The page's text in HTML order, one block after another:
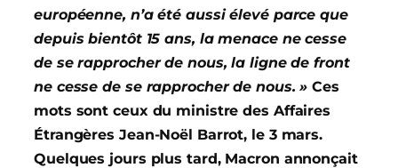
européenne, n’a été aussi élevé parce que
depuis bientôt 15 ans, la menace ne cesse
de se rapprocher de nous, la ligne de front
ne cesse de se rapprocher de nous. »Ces
mots sont ceux du ministre des Affaires
Étrangères Jean-Noël Barrot, le 3 mars.
Quelques jours plus tard, Macron annonçait